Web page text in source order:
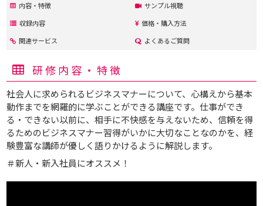
内容・特徴
サンプル視聴
収録内容
価格・購入方法
関連サービス
よくあるご質問
研修内容・特徴
社会人に求められるビジネスマナーについて、心構えから基本
動作までを網羅的に学ぶことができる講座です。仕事ができ
る・できない以前に、相手に不快感を与えないため、信頼を得
るためのビジネスマナー習得がいかに大切なことなのかを、経
験豊富な講師が優しく語りかけるように解説します。​
＃新人・新入社員にオススメ！